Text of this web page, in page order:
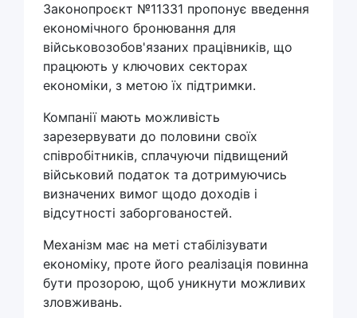
Законопроєкт №11331 пропонує введення
економічного бронювання для
військовозобов'язаних працівників, що
працюють у ключових секторах
економіки, з метою їх підтримки.
Компанії мають можливість
зарезервувати до половини своїх
співробітників, сплачуючи підвищений
військовий податок та дотримуючись
визначених вимог щодо доходів і
відсутності заборгованостей.
Механізм має на меті стабілізувати
економіку, проте його реалізація повинна
бути прозорою, щоб уникнути можливих
зловживань.